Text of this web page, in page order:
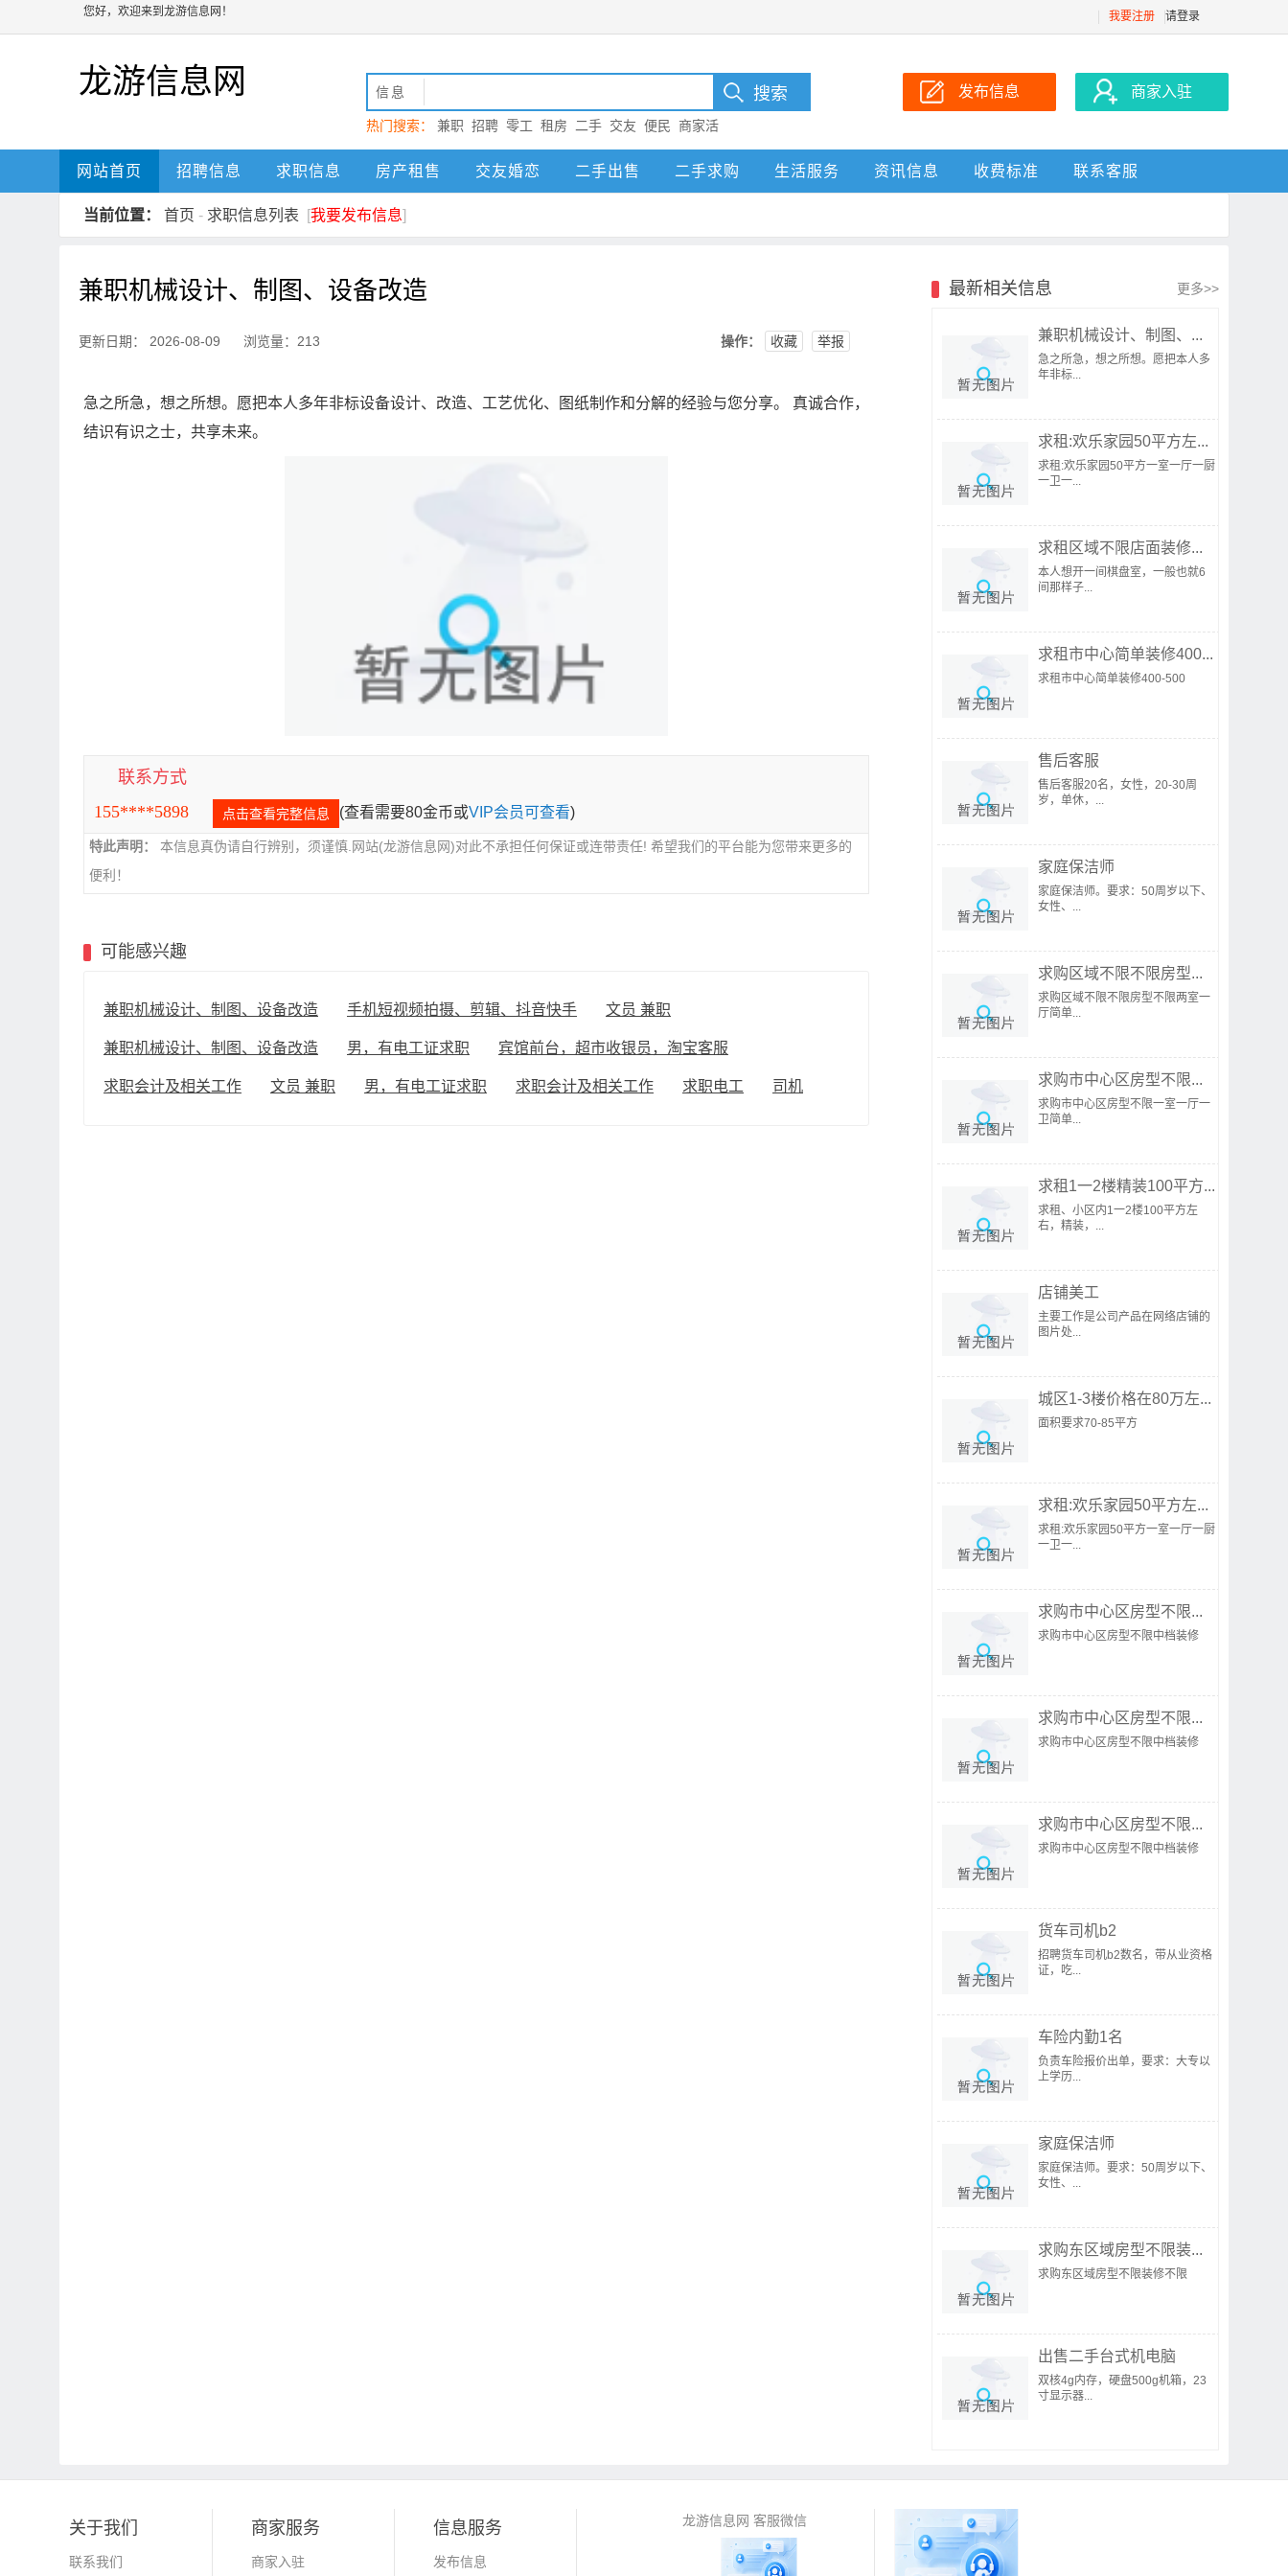
您好，欢迎来到龙游信息网！ 我要注册 请登录
龙游信息网 信息
热门搜索： 兼职 招聘 零工 租房 二手 交友 便民
商家活
动 龙游
发布信息 商家入驻
网站首页 招聘信息 求职信息 房产租售 交友婚恋 二手出售 二手求购 生活服务 资讯信息 收费标准 联系客服
当前位置： 首页 - 求职信息列表 [我要发布信息]
兼职机械设计、制图、设备改造
更新日期： 2026-08-09 浏览量：213 操作： 收藏 举报
急之所急，想之所想。愿把本人多年非标设备设计、改造、工艺优化、图纸制作和分解的经验与您分享。 真诚合作，
结识有识之士，共享未来。
联系方式
155****5898
点击查看完整信息 (查看需要80金币或VIP会员可查看)
特此声明：
本信息真伪请自行辨别，须谨慎.网站(龙游信息网)对此不承担任何保证或连带责任! 希望我们的平台能为您带来更多的
便利！
可能感兴趣
兼职机械设计、制图、设备改造 手机短视频拍摄、剪辑、抖音快手 文员 兼职
兼职机械设计、制图、设备改造 男，有电工证求职 宾馆前台，超市收银员，淘宝客服
求职会计及相关工作 文员 兼职 男，有电工证求职 求职会计及相关工作 求职电工 司机
最新相关信息 更多>>
兼职机械设计、制图、...
急之所急，想之所想。愿把本人多
年非标...
求租:欢乐家园50平方左...
求租:欢乐家园50平方一室一厅一厨
一卫一...
求租区域不限店面装修...
本人想开一间棋盘室，一般也就6
间那样子...
求租市中心简单装修400...
求租市中心简单装修400-500
售后客服
售后客服20名，女性，20-30周
岁，单休，...
家庭保洁师
家庭保洁师。要求：50周岁以下、
女性、...
求购区域不限不限房型...
求购区域不限不限房型不限两室一
厅简单...
求购市中心区房型不限...
求购市中心区房型不限一室一厅一
卫简单...
求租1一2楼精装100平方...
求租、小区内1一2楼100平方左
右，精装，...
店铺美工
主要工作是公司产品在网络店铺的
图片处...
城区1-3楼价格在80万左...
面积要求70-85平方
求租:欢乐家园50平方左...
求租:欢乐家园50平方一室一厅一厨
一卫一...
求购市中心区房型不限...
求购市中心区房型不限中档装修
求购市中心区房型不限...
求购市中心区房型不限中档装修
求购市中心区房型不限...
求购市中心区房型不限中档装修
货车司机b2
招聘货车司机b2数名，带从业资格
证，吃...
车险内勤1名
负责车险报价出单，要求：大专以
上学历...
家庭保洁师
家庭保洁师。要求：50周岁以下、
女性、...
求购东区域房型不限装...
求购东区域房型不限装修不限
出售二手台式机电脑
双核4g内存，硬盘500g机箱，23
寸显示器...
关于我们
联系我们
商家服务
商家入驻
信息服务
发布信息
龙游信息网 客服微信